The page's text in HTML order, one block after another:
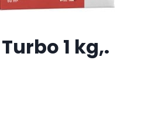
1 kg,.